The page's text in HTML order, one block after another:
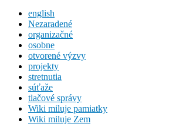
english
Nezaradené
organizačné
osobne
otvorené výzvy
projekty
stretnutia
súťaže
tlačové správy
Wiki miluje pamiatky
Wiki miluje Zem